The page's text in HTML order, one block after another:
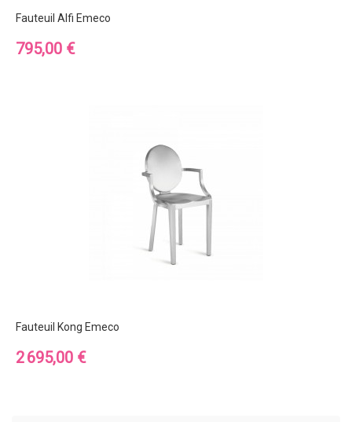
Fauteuil Alfi Emeco
Prix
795,00 €
Fauteuil Kong Emeco
Prix
2 695,00 €